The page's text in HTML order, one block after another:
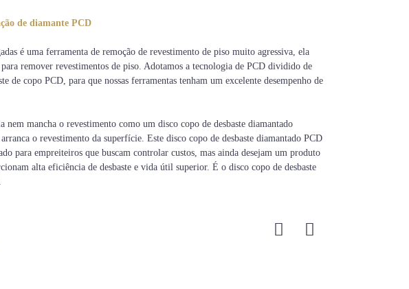
de diamante PCD
é uma ferramenta de remoção de revestimento de piso muito agressiva, ela
remover revestimentos de piso. Adotamos a tecnologia de PCD dividido de
de copo PCD, para que nossas ferramentas tenham um excelente desempenho de
nem mancha o revestimento como um disco copo de desbaste diamantado
o revestimento da superfície. Este disco copo de desbaste diamantado PCD
para empreiteiros que buscam controlar custos, mas ainda desejam um produto
alta eficiência de desbaste e vida útil superior. É o disco copo de desbaste